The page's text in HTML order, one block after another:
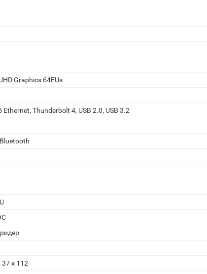
Graphics 64EUs
Ethernet, Thunderbolt 4, USB 2.0, USB 3.2
37 x 112